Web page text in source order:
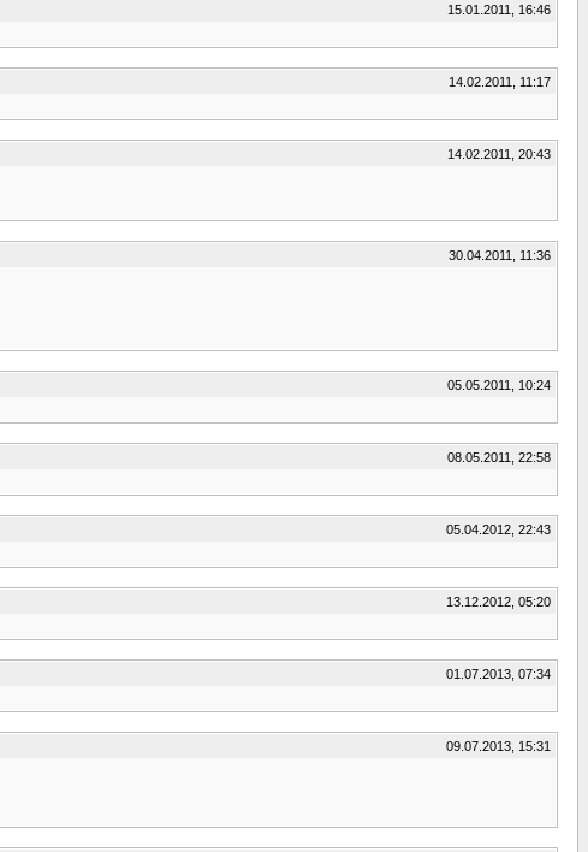
15.01.2011, 16:46
14.02.2011, 11:17
14.02.2011, 20:43
30.04.2011, 11:36
05.05.2011, 10:24
08.05.2011, 22:58
05.04.2012, 22:43
13.12.2012, 05:20
01.07.2013, 07:34
09.07.2013, 15:31